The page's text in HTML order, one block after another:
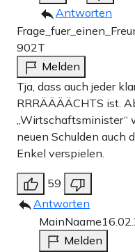
Antworten
902T
Melden
Tja, dass auch jeder
RRRÄÄÄÄCHTS ist.
neuen Schulden auch
Enkel verspielen.
59
Antworten
MainNaame
Melden